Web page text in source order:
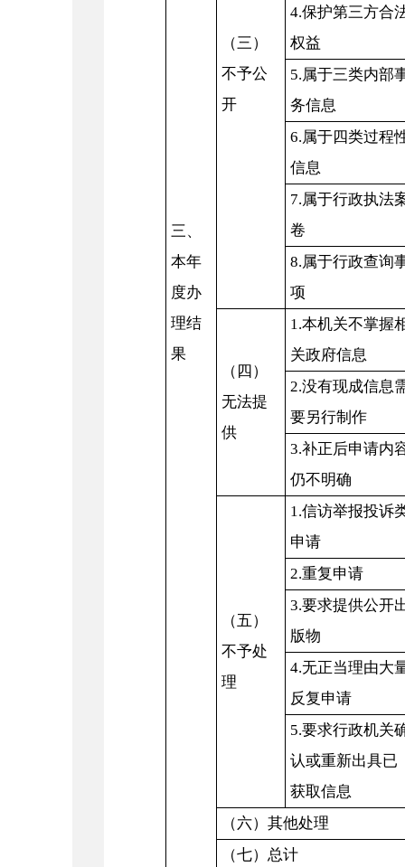
三、
本年
度办
理结
果
（三）
不予公
开
4.保护第三方合
权益
5.属于三类内部
务信息
6.属于四类过程
信息
7.属于行政执法
卷
8.属于行政查询
项
（四）
无法提
供
1.本机关不掌握
关政府信息
2.没有现成信息
要另行制作
3.补正后申请内
仍不明确
（五）
不予处
理
1.信访举报投诉
申请
2.重复申请
3.要求提供公开
版物
4.无正当理由大
反复申请
5.要求行政机关
认或重新出具已
获取信息
（六）其他处理
（七）总计